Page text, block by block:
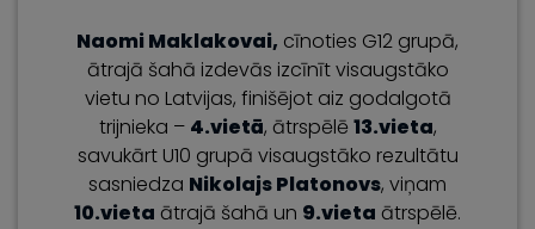
Naomi Maklakovai, cīnoties G12 grupā,
ātrajā šahā izdevās izcīnīt visaugstāko
vietu no Latvijas, finišējot aiz godalgotā
trijnieka – 4.vietā, ātrspēlē 13.vieta,
savukārt U10 grupā visaugstāko rezultātu
sasniedza Nikolajs Platonovs, viņam
10.vieta ātrajā šahā un 9.vieta ātrspēlē.